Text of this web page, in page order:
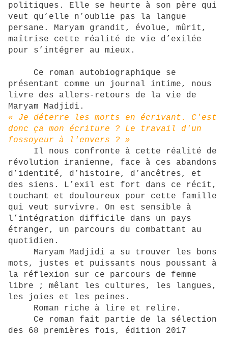
politiques. Elle se heurte à son père qui
veut qu’elle n’oublie pas la langue
persane. Maryam grandit, évolue, mûrit,
maîtrise cette réalité de vie d’exilée
pour s’intégrer au mieux.
Ce roman autobiographique se
présentant comme un journal intime, nous
livre des allers-retours de la vie de
Maryam Madjidi.
« Je déterre les morts en écrivant. C'est
donc ça mon écriture ? Le travail d'un
fossoyeur à l'envers ? »
Il nous confronte à cette réalité de
révolution iranienne, face à ces abandons
d’identité, d’histoire, d’ancêtres, et
des siens. L’exil est fort dans ce récit,
touchant et douloureux pour cette famille
qui veut survivre. On est sensible à
l’intégration difficile dans un pays
étranger, un parcours du combattant au
quotidien.
Maryam Madjidi a su trouver les bons
mots, justes et puissants nous poussant à
la réflexion sur ce parcours de femme
libre ; mêlant les cultures, les langues,
les joies et les peines.
Roman riche à lire et relire.
Ce roman fait partie de la sélection
des 68 premières fois, édition 2017